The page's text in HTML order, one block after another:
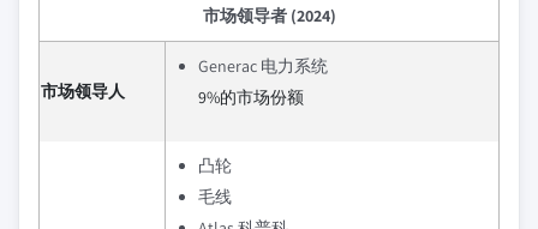
市场领导者 (2024)
市场领导人
Generac 电力系统
9%的市场份额
凸轮
毛线